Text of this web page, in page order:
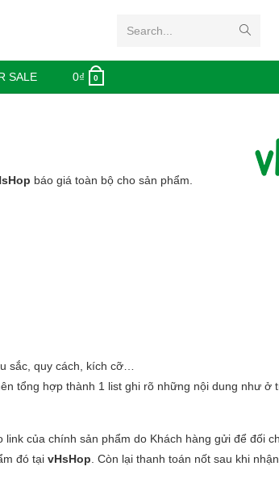
Search...
SALE 0₫ 0
báo giá toàn bộ cho sản phẩm.
sắc, quy cách, kích cỡ…
tổng hợp thành 1 list ghi rõ những nội dung như ở
của chính sản phẩm do Khách hàng gửi để đối
đó tại vHsHop . Còn lại thanh toán nốt sau khi